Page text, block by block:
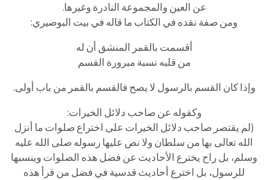
عن العين والمجموعة النادرة وغيرها.
ومن صفة نقده في الكتاب ما قاله في بيت البوصيري:
أقسمت بالقمر المنشق أن له
من قلبه نسبة مبرورة القسم
وإذا كان القسم بالرسول لا يصح فالقسم بالقمر من باب أولى.
وكقوله عن صاحب دلائل الخيرات:
(لم يقتصر صاحب دلائل الخيرات على اختراع صلوات ما أنزل
الله تعالى بها من سلطان ولا نص عليها رسوله صلى الله عليه
وسلم، بل راح يخترع الأحاديث عن فضل هذه الصلوات وينسبها
للرسول، بل اخترع أحاديث قدسية في فضل من قرأ هذه